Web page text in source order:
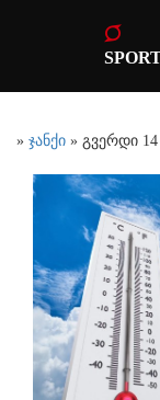
» ჯანქი » გვერდი 14